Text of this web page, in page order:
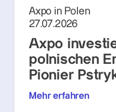
Axpo in Polen
27.07.2026
Axpo
polnischen
Pionier
Mehr erfahren